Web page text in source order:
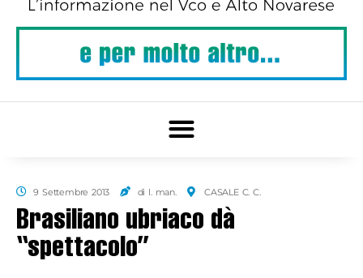
9 Settembre 2013 di l. man. CASALE C. C.
Brasiliano ubriaco dà
“spettacolo”